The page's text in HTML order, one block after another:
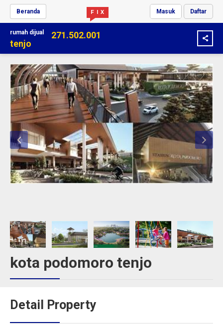
Beranda Masuk Daftar
rumah dijual
tenjo
271.502.001
F I X
kota podomoro tenjo
Detail Property